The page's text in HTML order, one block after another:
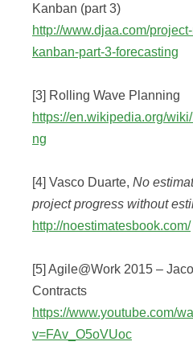
Kanban (part 3)
http://www.djaa.com/
kanban-part-3-forecasting
[3] Rolling Wave Planning
https://en.wikipedia.org/
ng
[4] Vasco Duarte, No
project progress without
http://noestimatesbook.com/
[5] Agile@Work 2015 –
Contracts
https://www.youtube.com/
v=FAv_O5oVUoc